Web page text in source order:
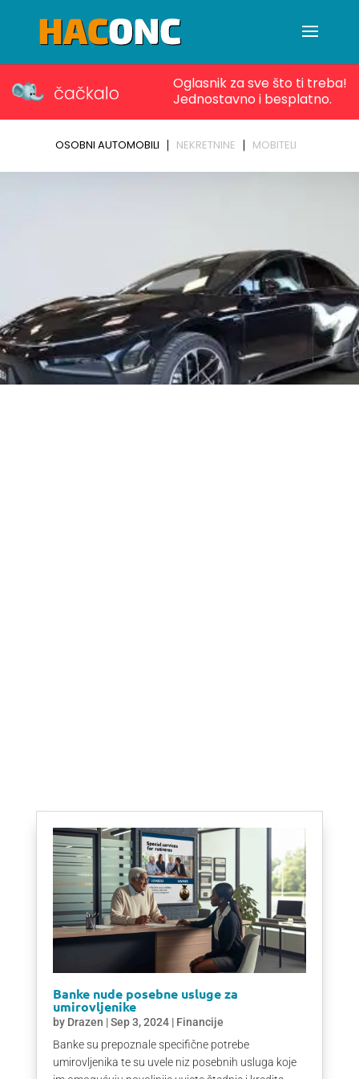
Banke nude posebne usluge za
umirovljenike
by Drazen |Sep 3, 2024| Financije
Banke su prepoznale specifične potrebe
umirovljenika te su uvele niz posebnih usluga koje